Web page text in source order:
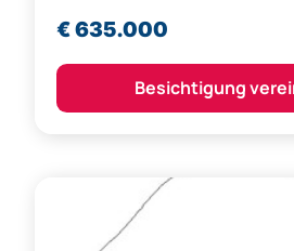
€ 635.000
Besichtigung